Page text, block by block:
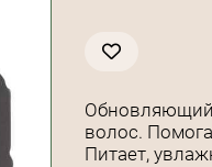
Обновляющий
волос.
Питает,